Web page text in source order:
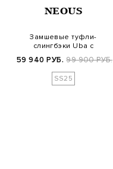
NEOUS
Замшевые туфли-
слингбэки Uba с
59 940 РУБ. 99 900 РУБ.
SS25